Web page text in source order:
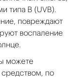
типа B (UVB).
повреждают
воспаление
можете
по